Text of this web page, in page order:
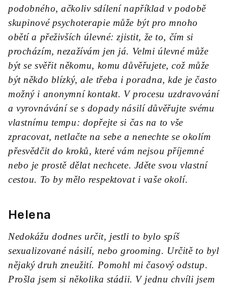
podobného, ačkoliv sdílení například v podobě
skupinové psychoterapie může být pro mnoho
obětí a přeživších úlevné: zjistit, že to, čím si
procházím, nezažívám jen já. Velmi úlevné může
být se svěřit někomu, komu důvěřujete, což může
být někdo blízký, ale třeba i poradna, kde je často
možný i anonymní kontakt. V procesu uzdravování
a vyrovnávání se s dopady násilí důvěřujte svému
vlastnímu tempu: dopřejte si čas na to vše
zpracovat, netlačte na sebe a nenechte se okolím
přesvědčit do kroků, které vám nejsou příjemné
nebo je prostě dělat nechcete. Jděte svou vlastní
cestou. To by mělo respektovat i vaše okolí.
Helena
Nedokážu dodnes určit, jestli to bylo spíš
sexualizované násilí, nebo grooming. Určitě to byl
nějaký druh zneužití. Pomohl mi časový odstup.
Prošla jsem si několika stádii. V jednu chvíli jsem